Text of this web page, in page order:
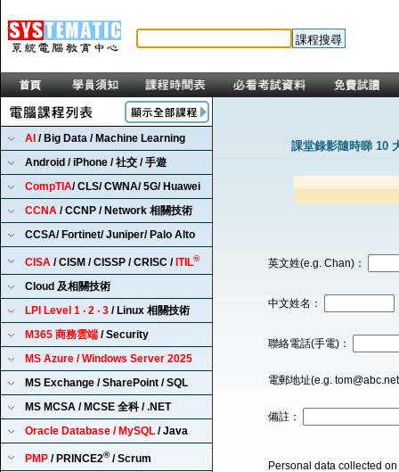
AI / Big Data / Machine Learning
Android / iPhone / 社交 / 手遊
CompTIA/ CLS/ CWNA/ 5G/ Huawei
CCNA / CCNP / Network 相關技術
CCSA/ Fortinet/ Juniper/ Palo Alto
CISA / CISM / CISSP / CRISC / ITIL®
Cloud 及相關技術
LPI Level 1 ‧ 2 ‧ 3 / Linux 相關技術
M365 商務雲端 / Security
MS Azure / Windows Server 2025
MS Exchange / SharePoint / SQL
MS MCSA / MCSE 全科 / .NET
Oracle Database / MySQL / Java
PMP / PRINCE2®/ Scrum
課堂錄影隨時睇 10
英文姓(e.g. Chan)：
中文姓名：
聯絡電話(手電)：
電郵地址(e.g.
備註：
Personal data collected